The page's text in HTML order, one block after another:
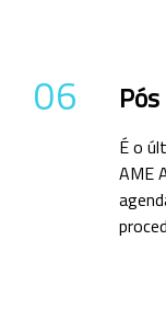
06
É o
AME